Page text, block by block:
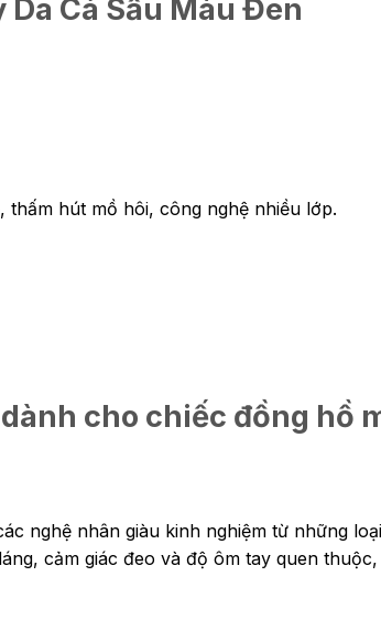
Cá Sấu Màu Đen
hút mồ hôi, công nghệ nhiều lớp.
cho chiếc đồng hồ
nghệ nhân giàu kinh nghiệm từ những
cảm giác đeo và độ ôm tay quen